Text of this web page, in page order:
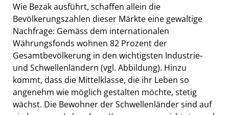
Wie Bezak ausführt, schaffen allein die
Bevölkerungszahlen dieser Märkte eine gewaltige
Nachfrage: Gemäss dem internationalen
Währungsfonds wohnen 82 Prozent der
Gesamtbevölkerung in den wichtigsten Industrie-
und Schwellenländern (vgl. Abbildung). Hinzu
kommt, dass die Mittelklasse, die ihr Leben so
angenehm wie möglich gestalten möchte, stetig
wächst. Die Bewohner der Schwellenländer sind auf